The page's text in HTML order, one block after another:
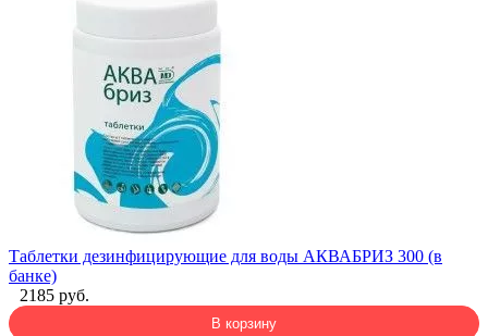
Таблетки дезинфицирующие для воды АКВАБРИЗ 300 (в
банке)
2185 руб.
В корзину